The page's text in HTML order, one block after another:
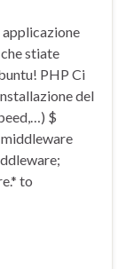
stiate
PHP Ci
del
$
to